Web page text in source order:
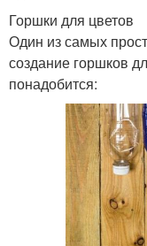
Горшки для цветов
Один из самых
создание горшков
понадобится: